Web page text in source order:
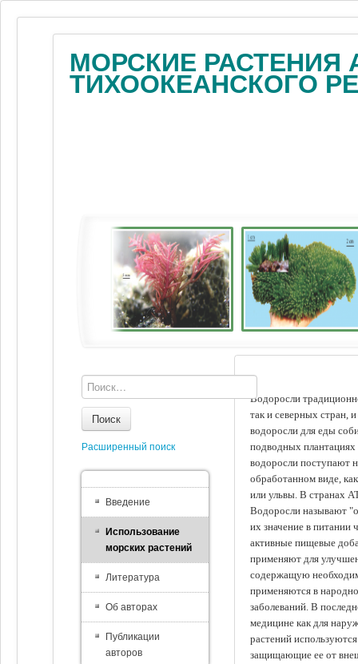
МОРСКИЕ РАСТЕНИЯ
ТИХООКЕАНСКОГО
Водоросли
так и северных стран,
водоросли для еды
подводных
водоросли поступают
обработанном виде,
или ульвы. В странах
Водоросли называют
их значение в питании
активные пищевые
применяют для
содержащую
применяются в
заболеваний. В
медицине как для
растений
защищающие ее от
Поиск
Расширенный поиск
Введение
Использование
морских растений
Литература
Об авторах
Публикации
авторов